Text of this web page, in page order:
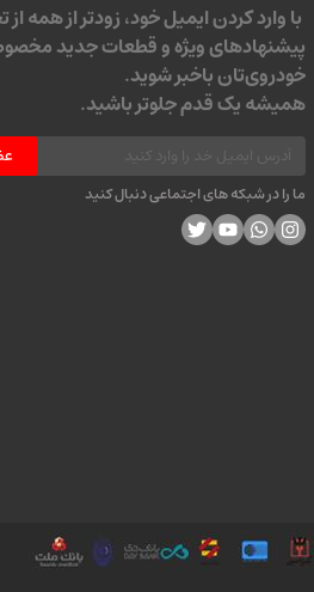
با وارد کردن ایمیل خود، زودتر از همه
پیشنهادهای ویژه و قطعات جدید
خودروی‌تان باخبر شوید.
همیشه یک قدم جلوتر باشید.
ما را در شبکه های اجتماعی دنبال کنید